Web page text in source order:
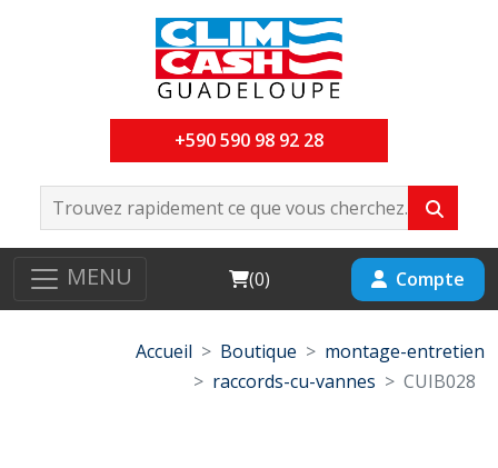
+590 590 98 92 28
MENU Cart
(0) Compte
Accueil Boutique
montage-entretien
raccords-cu-vannes
CUIB028